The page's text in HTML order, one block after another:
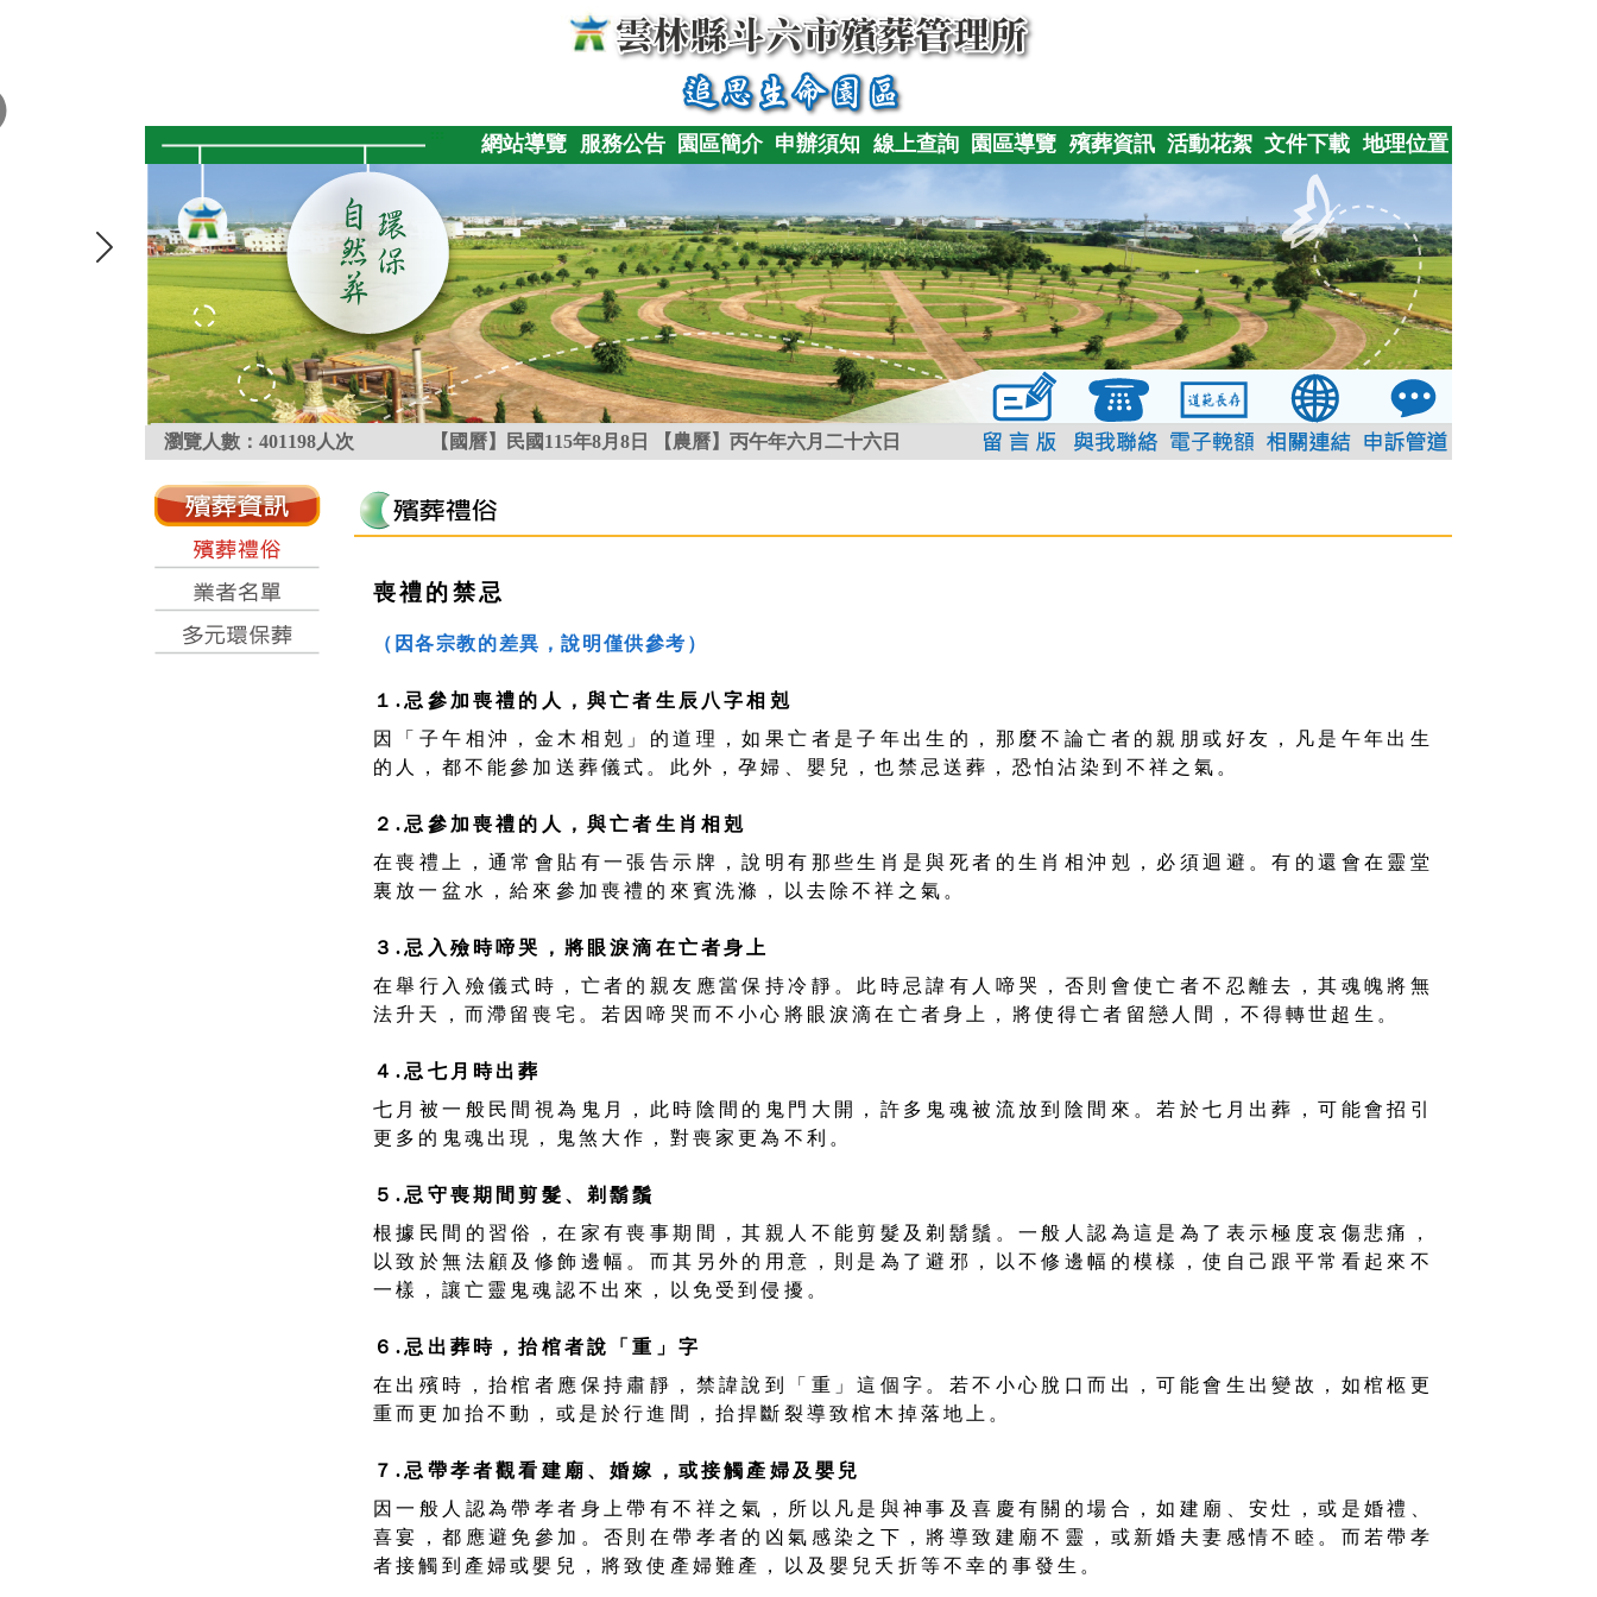
網站導覽 服務公告 園區簡介 申辦須知 線上查詢 園區導覽 殯葬資訊 活動花絮 文件下載 地理位置
瀏覽人數： 401198人次 【國曆】民國115年8月8日 【農曆】丙午年六月二十六日
喪禮的禁忌
（因各宗教的差異，說明僅供參考）
１.忌參加喪禮的人，與亡者生辰八字相剋
因「子午相沖，金木相剋」的道理，如果亡者是子年出生的，那麼不論亡者的親朋或好友，凡是午年出生
的人，都不能參加送葬儀式。此外，孕婦、嬰兒，也禁忌送葬，恐怕沾染到不祥之氣。
２.忌參加喪禮的人，與亡者生肖相剋
在喪禮上，通常會貼有一張告示牌，說明有那些生肖是與死者的生肖相沖剋，必須迴避。有的還會在靈堂
裏放一盆水，給來參加喪禮的來賓洗滌，以去除不祥之氣。
３.忌入殮時啼哭，將眼淚滴在亡者身上
在舉行入殮儀式時，亡者的親友應當保持冷靜。此時忌諱有人啼哭，否則會使亡者不忍離去，其魂魄將無
法升天，而滯留喪宅。若因啼哭而不小心將眼淚滴在亡者身上，將使得亡者留戀人間，不得轉世超生。
４.忌七月時出葬
七月被一般民間視為鬼月，此時陰間的鬼門大開，許多鬼魂被流放到陰間來。若於七月出葬，可能會招引
更多的鬼魂出現，鬼煞大作，對喪家更為不利。
５.忌守喪期間剪髮、剃鬍鬚
根據民間的習俗，在家有喪事期間，其親人不能剪髮及剃鬍鬚。一般人認為這是為了表示極度哀傷悲痛，
以致於無法顧及修飾邊幅。而其另外的用意，則是為了避邪，以不修邊幅的模樣，使自己跟平常看起來不
一樣，讓亡靈鬼魂認不出來，以免受到侵擾。
６.忌出葬時，抬棺者說「重」字
在出殯時，抬棺者應保持肅靜，禁諱說到「重」這個字。若不小心脫口而出，可能會生出變故，如棺柩更
重而更加抬不動，或是於行進間，抬捍斷裂導致棺木掉落地上。
７.忌帶孝者觀看建廟、婚嫁，或接觸產婦及嬰兒
因一般人認為帶孝者身上帶有不祥之氣，所以凡是與神事及喜慶有關的場合，如建廟、安灶，或是婚禮、
喜宴，都應避免參加。否則在帶孝者的凶氣感染之下，將導致建廟不靈，或新婚夫妻感情不睦。而若帶孝
者接觸到產婦或嬰兒，將致使產婦難產，以及嬰兒夭折等不幸的事發生。